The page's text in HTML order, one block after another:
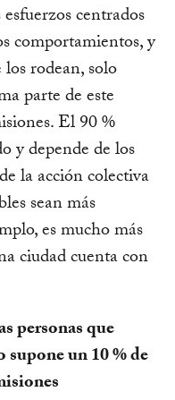
centrados
comportamientos, y
rodean, solo
parte de este
El 90 %
y depende de los
la acción colectiva
sean más
es mucho más
ciudad cuenta con
personas que
un 10 % de